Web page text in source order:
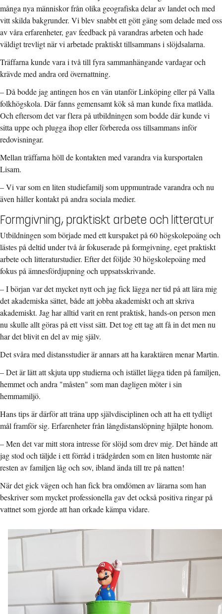
många nya människor från olika geografiska delar av landet och med
vitt skilda bakgrunder. Vi blev snabbt ett gött gäng som delade med oss
av våra erfarenheter, gav feedback på varandras arbeten och hade
väldigt trevligt när vi arbetade praktiskt tillsammans i slöjdsalarna.
Träffarna kunde vara i två till fyra sammanhängande vardagar och
krävde med andra ord övernattning.
–Då bodde jag antingen hos en vän utanför Linköping eller på Valla
folkhögskola. Där fanns gemensamt kök så man kunde fixa matlåda.
Och eftersom det var flera på utbildningen som bodde där kunde vi
sitta uppe och plugga ihop eller förbereda oss tillsammans inför
redovisningar.
Mellan träffarna höll de kontakten med varandra via kursportalen
Lisam.
–Vi var som en liten studiefamilj som uppmuntrade varandra och nu
även håller kontakt på andra sociala medier.
Formgivning, praktiskt arbete och litteratur
Utbildningen som började med ett kurspaket på 60 högskolepoäng och
lästes på deltid under två år fokuserade på formgivning, eget praktiskt
arbete och litteraturstudier. Efter det följde 30 högskolepoäng med
fokus på ämnesfördjupning och uppsatsskrivande.
–I början var det mycket nytt och jag fick lägga ner tid på att lära mig
det akademiska sättet, både att jobba akademiskt och att skriva
akademiskt. Jag har alltid varit en rent praktisk, hands-on person men
nu skulle allt göras på ett visst sätt. Det tog ett tag att få in det men nu
har det blivit en del av mig själv.
Det svåra med distansstudier är annars att ha karaktären menar Martin.
– Det är lätt att skjuta upp studierna och istället lägga tiden på familjen,
hemmet och andra "måsten" som man dagligen möter i sin
hemmamiljö.
Hans tips är därför att träna upp självdisciplinen och att ha ett tydligt
mål framför sig. Erfarenheter från långdistanslöpning hjälpte honom.
– Men det var mitt stora intresse för slöjd som drev mig. Det hände att
jag stod och täljde i ett förråd i trädgården som en liten hustomte när
resten av familjen låg och sov, ibland ända till tre på natten!
När det gick vägen och han fick bra omdömen av lärarna som han
beskriver som mycket professionella gav det också positiva ringar på
vattnet som gjorde att han orkade kämpa vidare.